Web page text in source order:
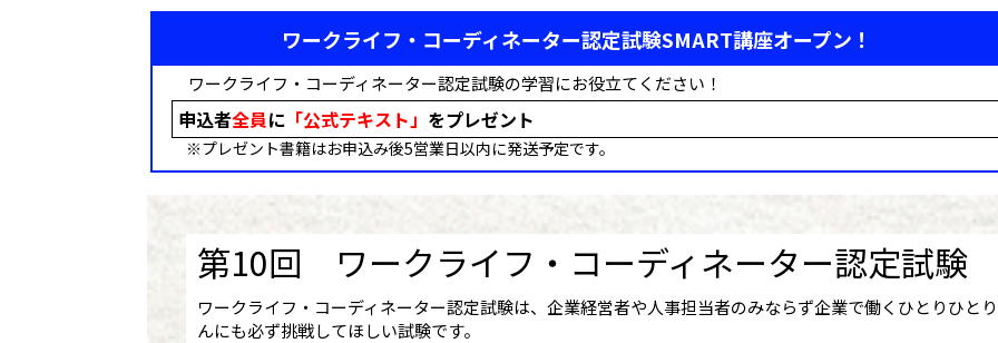
ワークライフ・コーディネーター認定試験SMART講座オープン！
ワークライフ・コーディネーター認定試験の学習にお役立てください！
申込者全員に「公式テキスト」 をプレゼント
※プレゼント書籍はお申込み後5営業日以内に発送予定です。
第10回 ワークライフ・コーディネーター認定試験
ワークライフ・コーディネーター認定試験は、企業経営者や人事担当者のみならず企業で働くひとりひと
んにも必ず挑戦してほしい試験です。